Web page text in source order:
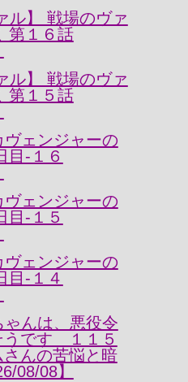
ル】 戦場のヴァ
第１６話
ル】 戦場のヴァ
第１５話
ェンジャーの
目-１６
ェンジャーの
目-１５
ェンジャーの
目-１４
ゃんは、悪役令
うです １１５
んの苦悩と暗
08/08】